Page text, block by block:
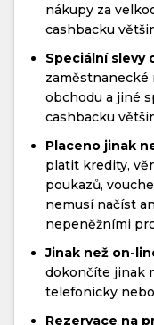
nákupy za
cashbacku
Speciální slevy
zaměstnanecké
obchodu a jiné
cashbacku
Placeno jinak
platit kredity,
poukazů,
nemusí načíst
nepeněžními
Jinak než on-
dokončíte jinak
telefonicky
Rezervace na